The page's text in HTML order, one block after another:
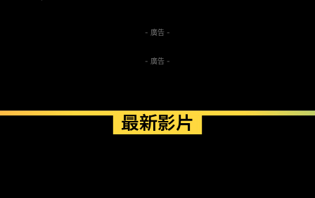
- 廣告 -
- 廣告 -
最新影片